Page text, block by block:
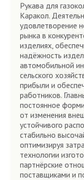
Рукава для
Каракол.
удовлетворение
рынка в
изделиях,
надёжность
автомобильной
сельского
прибыли и
работников.
постоянное
от изменения
устойчивого
стабильно
оптимизируя
технологии
партнёрские
поставщиками и